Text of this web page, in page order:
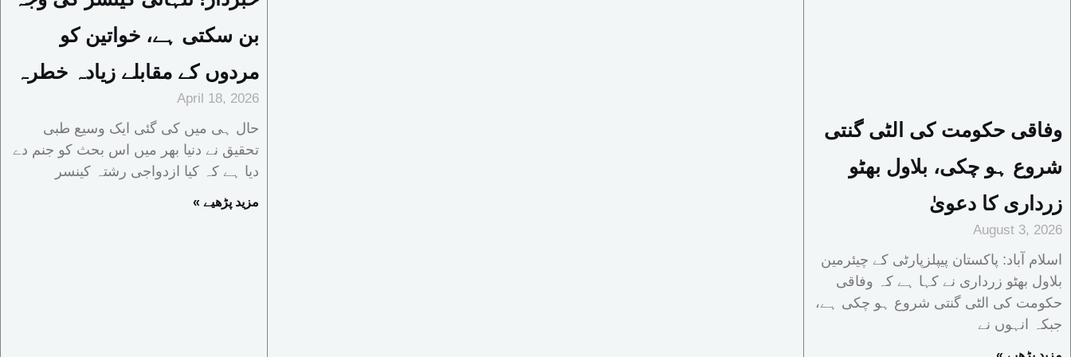
بن سکتی ہے، خواتین کو
مردوں کے مقابلے زیادہ خطرہ
April 18, 2026
حال ہی میں کی گئی ایک وسیع طبی
تحقیق نے دنیا بھر میں اس بحث کو جنم دے
دیا ہے کہ کیا ازدواجی رشتہ کینسر
« مزید پڑھیے
وفاقی حکومت کی الٹی گنتی
شروع ہو چکی، بلاول بھٹو
زرداری کا دعویٰ
August 3, 2026
اسلام آباد: پاکستان پیپلزپارٹی کے چیئرمین
بلاول بھٹو زرداری نے کہا ہے کہ وفاقی
حکومت کی الٹی گنتی شروع ہو چکی ہے،
جبکہ انہوں نے